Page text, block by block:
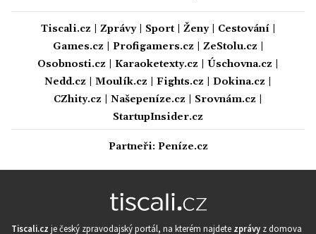
Tiscali.cz Zprávy| Sport| Ženy| Cestování|
Games.cz
Profigamers.cz ZeStolu.cz
Osobnosti.cz
Karaoketexty.cz Úschovna.cz
Nedd.cz
Moulík.cz Fights.cz Dokina.cz
CZhity.cz
Našepeníze.cz Srovnám.cz
StartupInsider.cz
Partneři: Peníze.cz
Tiscali.cz je český zpravodajský portál, na kterém najdete zprávy z domova